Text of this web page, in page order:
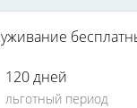
120 дней
льготный период